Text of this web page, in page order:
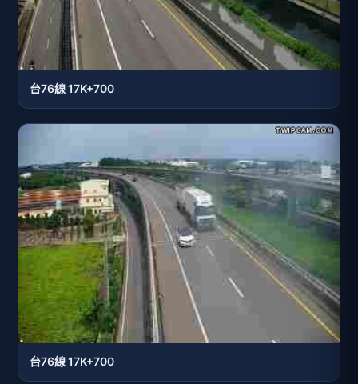
台76線 17K+700
台76線 17K+700